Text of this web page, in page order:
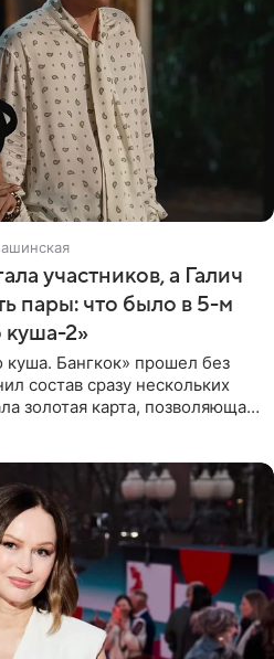
участников, а Галич
пары: что было в 5-м
куша-2»
Бангкок» прошел без
состав сразу нескольких
золотая карта, позволяющая